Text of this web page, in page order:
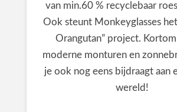
van min.60 % recyclebaar
Ook steunt Monkeyglasses
Orangutan” project.
moderne monturen en
je ook nog eens bijdraagt aan
wereld!